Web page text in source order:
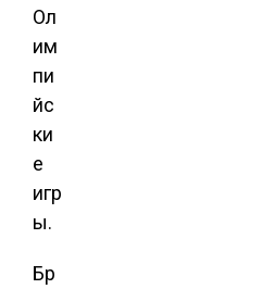
Ол
им
пи
йс
ки
е
игр
ы.
Бр